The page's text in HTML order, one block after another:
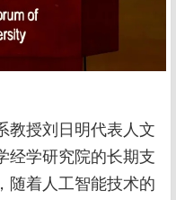
教授刘日明代表人文
经学研究院的长期支
随着人工智能技术的